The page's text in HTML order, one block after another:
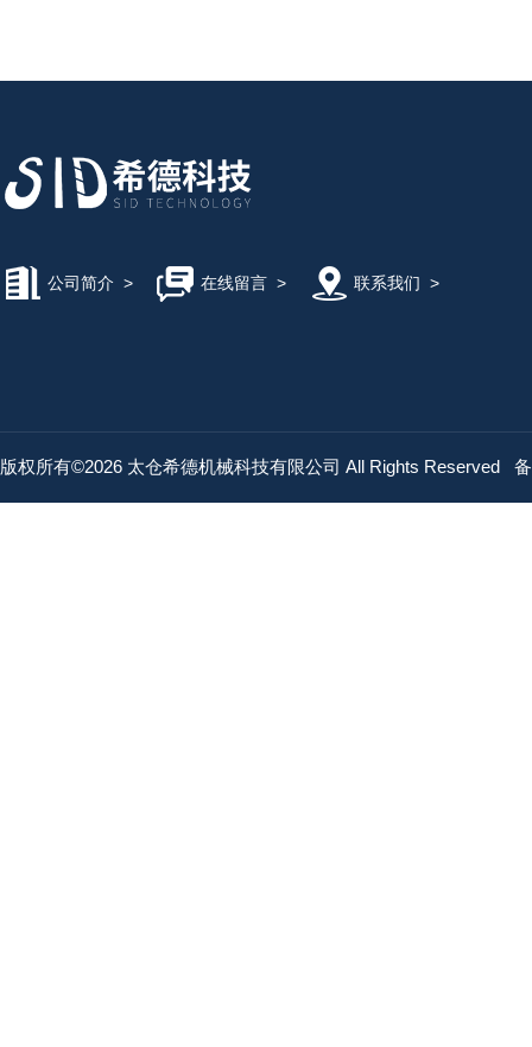
公司简介 > 在线留言> 联系我们 >
版权所有©2026 太仓希德机械科技有限公司 All Rights Reserved